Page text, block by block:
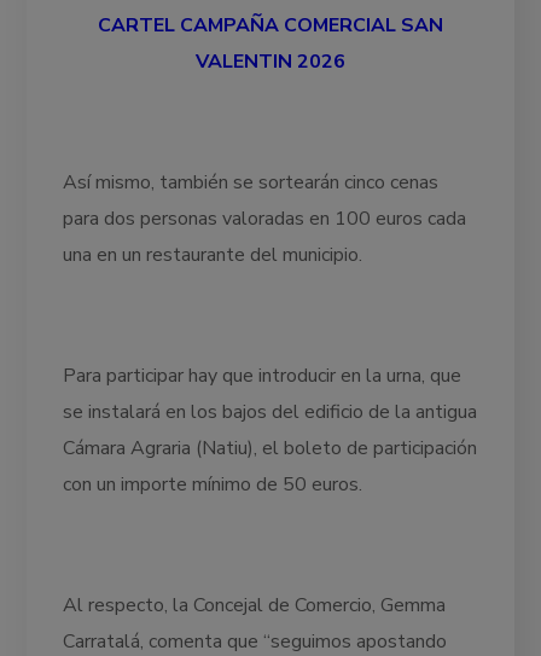
CARTEL CAMPAÑA COMERCIAL SAN
VALENTIN 2026
Así mismo, también se sortearán cinco cenas
para dos personas valoradas en 100 euros cada
una en un restaurante del municipio.
Para participar hay que introducir en la urna, que
se instalará en los bajos del edificio de la antigua
Cámara Agraria (Natiu), el boleto de participación
con un importe mínimo de 50 euros.
Al respecto, la Concejal de Comercio, Gemma
Carratalá, comenta que “seguimos apostando